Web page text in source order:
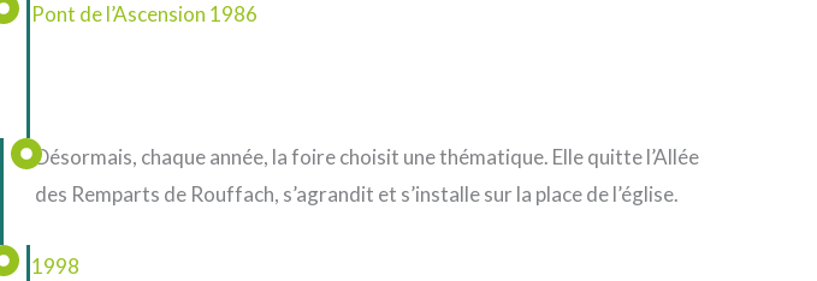
Pont de l’Ascension 1986
Désormais, chaque année, la foire choisit une thématique. Elle quitte l’Allée
des Remparts de Rouffach, s’agrandit et s’installe sur la place de l’église.
1998